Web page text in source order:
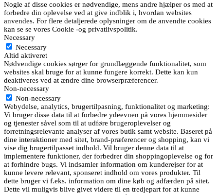
Nogle af disse cookies er nødvendige, mens andre hjælper os med at
forbedre din oplevelse ved at give indblik i, hvordan websites
anvendes. For flere detaljerede oplysninger om de anvendte cookies
kan se se vores Cookie -og privatlivspolitik.
Necessary
Necessary
Altid aktiveret
Nødvendige cookies sørger for grundlæggende funktionalitet, som
websites skal bruge for at kunne fungere korrekt. Dette kan kun
deaktiveres ved at ændre dine browserpræferencer.
Non-necessary
Non-necessary
Webydelse, analytics, brugertilpasning, funktionalitet og marketing:
Vi bruger disse data til at forbedre ydeevnen på vores hjemmesider
og tjenester såvel som til at udføre brugeroplevelser og
forretningsrelevante analyser af vores butik samt website. Baseret på
dine interaktioner med sitet, brand-præferencer og shopping, kan vi
vise dig brugertilpasset indhold. Vil bruger denne data til at
implementere funktioner, der forbedrer din shoppingoplevelse og for
at forhindre bugs. Vi indsamler information om kunderejser for at
kunne levere relevant, sponseret indhold om vores produkter. Til
dette bruger vi f.eks. information om dine køb og adfærden på sitet.
Dette vil muligvis blive givet videre til en tredjepart for at kunne